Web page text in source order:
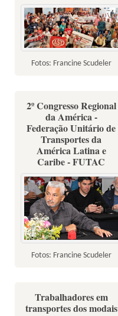
Fotos: Francine Scudeler
2º Congresso Regional
da América -
Federação Unitário de
Transportes da
América Latina e
Caribe - FUTAC
Fotos: Francine Scudeler
Trabalhadores em
transportes dos modais